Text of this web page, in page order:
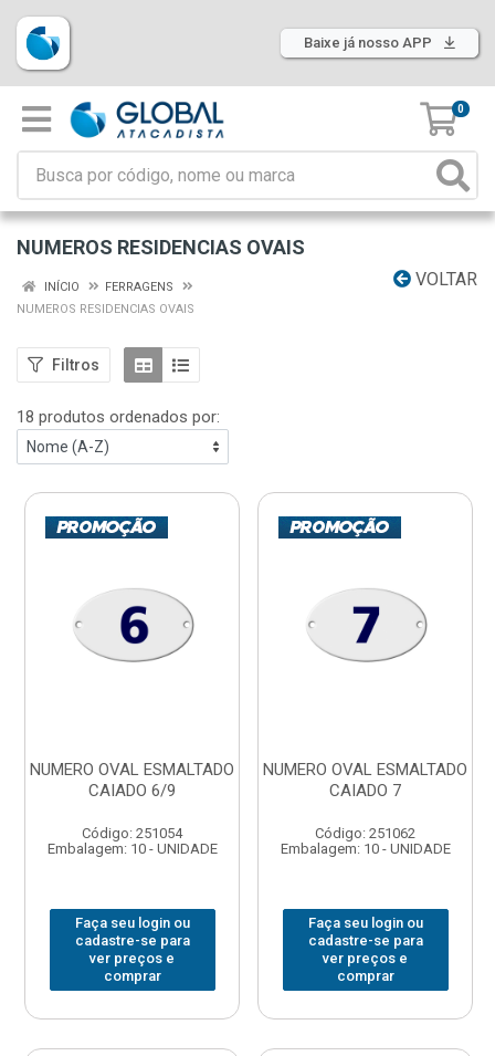
Baixe já nosso APP
0
NUMEROS RESIDENCIAS OVAIS
VOLTAR
INÍCIO
FERRAGENS
NUMEROS RESIDENCIAS OVAIS
Filtros
18 produtos ordenados por:
NUMERO OVAL ESMALTADO
CAIADO 6/9
Código: 251054
Embalagem: 10 - UNIDADE
Faça seu login ou
cadastre-se para
ver preços e
comprar
NUMERO OVAL ESMALTADO
CAIADO 7
Código: 251062
Embalagem: 10 - UNIDADE
Faça seu login ou
cadastre-se para
ver preços e
comprar